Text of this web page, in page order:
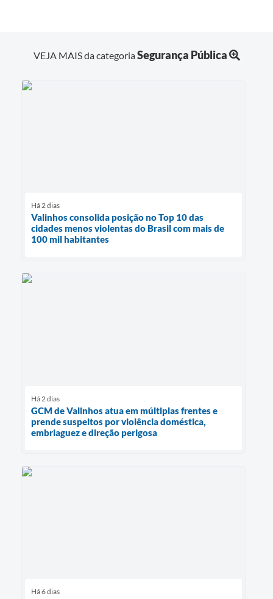
VEJA MAIS da categoriaSegurança Pública
Há 2 dias
Valinhos consolida posição no Top 10 das
cidades menos violentas do Brasil com mais de
100 mil habitantes
Há 2 dias
GCM de Valinhos atua em múltiplas frentes e
prende suspeitos por violência doméstica,
embriaguez e direção perigosa
Há 6 dias